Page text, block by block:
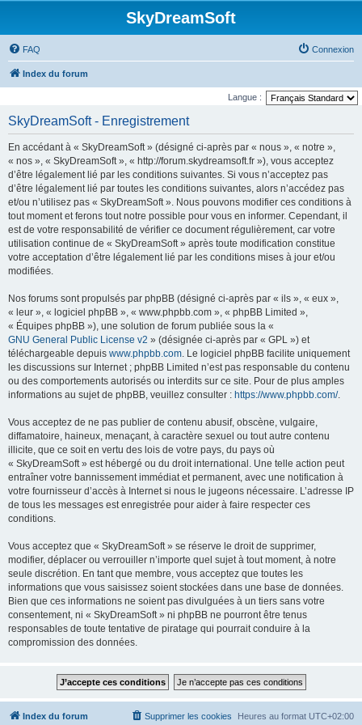
SkyDreamSoft
FAQ Connexion
Index du forum
Langue :
SkyDreamSoft - Enregistrement
En accédant à « SkyDreamSoft » (désigné ci-après par « nous », « notre »,
« nos », « SkyDreamSoft », « http://forum.skydreamsoft.fr »), vous acceptez
d’être légalement lié par les conditions suivantes. Si vous n’acceptez pas
d’être légalement lié par toutes les conditions suivantes, alors n’accédez pas
et/ou n’utilisez pas « SkyDreamSoft ». Nous pouvons modifier ces conditions à
tout moment et ferons tout notre possible pour vous en informer. Cependant, il
est de votre responsabilité de vérifier ce document régulièrement, car votre
utilisation continue de « SkyDreamSoft » après toute modification constitue
votre acceptation d’être légalement lié par les conditions mises à jour et/ou
modifiées.
Nos forums sont propulsés par phpBB (désigné ci-après par « ils », « eux »,
« leur », « logiciel phpBB », « www.phpbb.com », « phpBB Limited »,
« Équipes phpBB »), une solution de forum publiée sous la «
GNU General Public License v2 » (désignée ci-après par « GPL ») et
téléchargeable depuis www.phpbb.com. Le logiciel phpBB facilite uniquement
les discussions sur Internet ; phpBB Limited n’est pas responsable du contenu
ou des comportements autorisés ou interdits sur ce site. Pour de plus amples
informations au sujet de phpBB, veuillez consulter : https://www.phpbb.com/.
Vous acceptez de ne pas publier de contenu abusif, obscène, vulgaire,
diffamatoire, haineux, menaçant, à caractère sexuel ou tout autre contenu
illicite, que ce soit en vertu des lois de votre pays, du pays où
« SkyDreamSoft » est hébergé ou du droit international. Une telle action peut
entraîner votre bannissement immédiat et permanent, avec une notification à
votre fournisseur d’accès à Internet si nous le jugeons nécessaire. L’adresse IP
de tous les messages est enregistrée pour aider à faire respecter ces
conditions.
Vous acceptez que « SkyDreamSoft » se réserve le droit de supprimer,
modifier, déplacer ou verrouiller n’importe quel sujet à tout moment, à notre
seule discrétion. En tant que membre, vous acceptez que toutes les
informations que vous saisissez soient stockées dans une base de données.
Bien que ces informations ne soient pas divulguées à un tiers sans votre
consentement, ni « SkyDreamSoft » ni phpBB ne pourront être tenus
responsables de toute tentative de piratage qui pourrait conduire à la
compromission des données.
Index du forum Heures au format UTC+02:00
Supprimer les cookies